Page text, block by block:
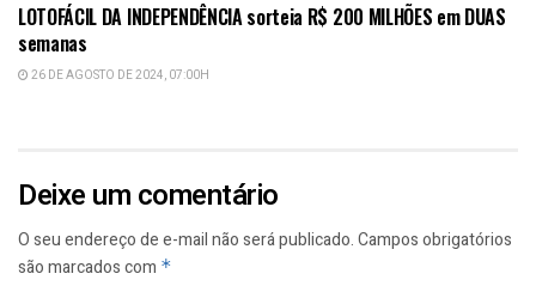
LOTOFÁCIL DA INDEPENDÊNCIA sorteia R$ 200 MILHÕES em DUAS
semanas
26 DE AGOSTO DE 2024, 07:00H
Deixe um comentário
O seu endereço de e-mail não será publicado.Campos obrigatórios
são marcados com *